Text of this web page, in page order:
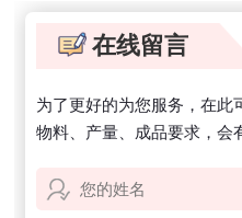
在线留言
为了更好的为您服务，在此
物料、产量、成品要求，会